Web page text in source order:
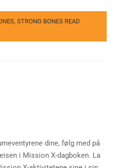
STRONG BONES READ
dine, følg med på
i Mission X-dagboken. La